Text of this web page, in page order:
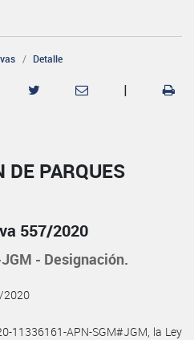
Detalle
|
DE PARQUES
557/2020
- Designación.
2020
11336161-APN-SGM#JGM, la Ley